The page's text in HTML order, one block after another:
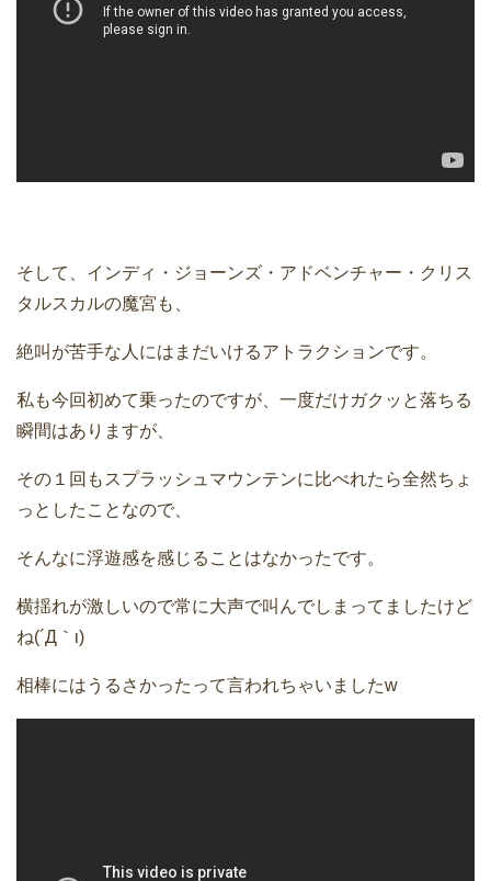
そして、インディ・ジョーンズ・アドベンチャー・クリス
タルスカルの魔宮も、
絶叫が苦手な人にはまだいけるアトラクションです。
私も今回初めて乗ったのですが、一度だけガクッと落ちる
瞬間はありますが、
その１回もスプラッシュマウンテンに比べれたら全然ちょ
っとしたことなので、
そんなに浮遊感を感じることはなかったです。
横揺れが激しいので常に大声で叫んでしまってましたけど
ね(´Д｀ι)
相棒にはうるさかったって言われちゃいましたw